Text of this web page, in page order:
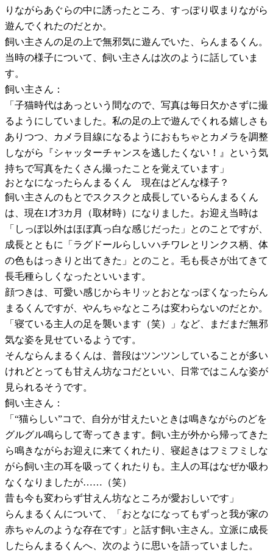
りながらあぐらの中に誘ったところ、すっぽり収まりながら
遊んでくれたのだとか。
飼い主さんの足の上で無邪気に遊んでいた、らんまるくん。
当時の様子について、飼い主さんは次のように話していま
す。
飼い主さん：
「子猫時代はあっという間なので、写真は毎日欠かさずに撮
るようにしていました。私の足の上で遊んでくれる嬉しさも
ありつつ、カメラ目線になるようにおもちゃとカメラを調整
しながら『シャッターチャンスを逃したくない！』という気
持ちで写真をたくさん撮ったことを覚えています」
おとなになったらんまるくん 現在はどんな様子？
飼い主さんのもとでスクスクと成長しているらんまるくん
は、現在1才3カ月（取材時）になりました。お迎え当時は
「しっぽ以外はほぼ真っ白な感じだった」とのことですが、
成長とともに「ラグドールらしいハチワレとリンクス柄、体
の色もはっきりと出てきた」とのこと。毛も長さが出てきて
長毛種らしくなったといいます。
顔つきは、可愛い感じからキリッとおとなっぽくなったらん
まるくんですが、やんちゃなところは変わらないのだとか。
「寝ている主人の足を襲います（笑）」など、まだまだ無邪
気な姿を見せているようです。
そんならんまるくんは、普段はツンツンしていることが多い
けれどとっても甘えん坊なコだといい、日常ではこんな姿が
見られるそうです。
飼い主さん：
「“猫らしい”コで、自分が甘えたいときは鳴きながらのどを
グルグル鳴らして寄ってきます。飼い主が外から帰ってきた
ら鳴きながらお迎えに来てくれたり、寝起きはフミフミしな
がら飼い主の耳を吸ってくれたりも。主人の耳はなぜか吸わ
なくなりましたが……（笑）
昔も今も変わらず甘えん坊なところが愛おしいです」
らんまるくんについて、「おとなになってもずっと我が家の
赤ちゃんのような存在です」と話す飼い主さん。立派に成長
したらんまるくんへ、次のように思いを語っていました。